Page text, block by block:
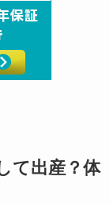
て出産？体